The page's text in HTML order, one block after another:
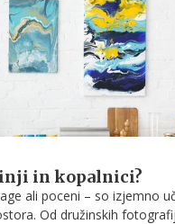
in kopalnici?
ali poceni – so izjemno
Od družinskih